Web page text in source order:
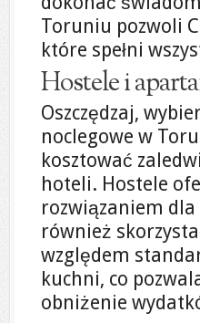
Toruniu pozwoli
które spełni
Hostele i
Oszczędzaj,
noclegowe w
kosztować
hoteli. Hostele
rozwiązaniem
również
względem
kuchni, co
obniżenie